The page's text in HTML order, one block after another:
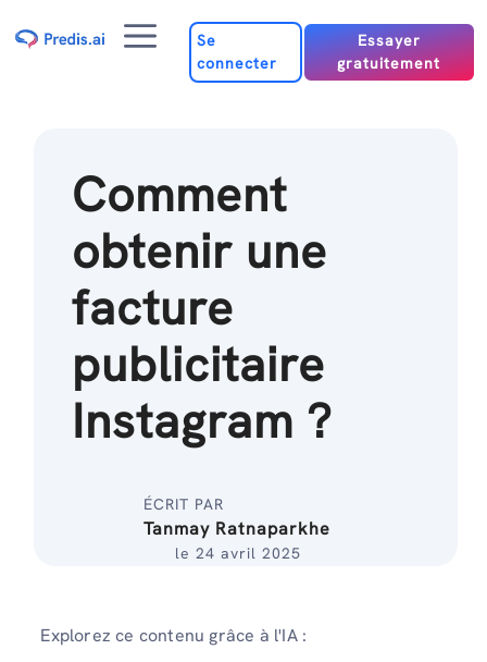
au
Menu
Se
connecter
Essayer
gratuitement
Comment
obtenir une
facture
publicitaire
Instagram ?
ÉCRIT PAR
Tanmay Ratnaparkhe
le 24 avril 2025
Explorez ce contenu grâce à l'IA :